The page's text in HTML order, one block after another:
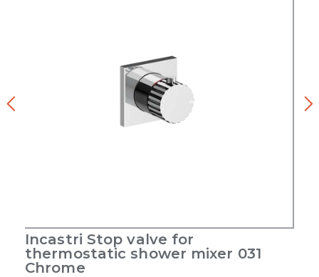
Incastri Stop valve for
thermostatic shower mixer 031
Chrome